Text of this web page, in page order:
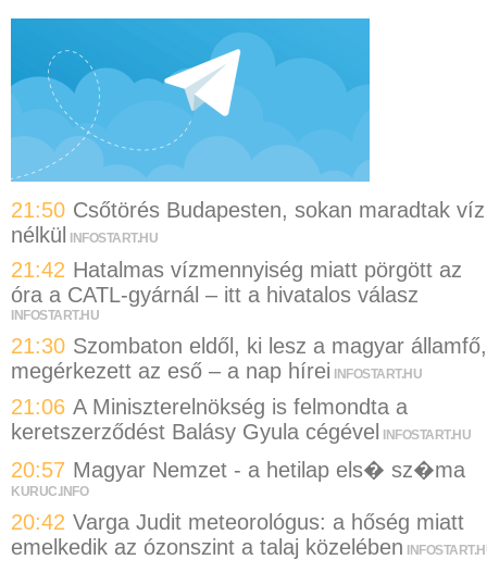
21:50 Csőtörés Budapesten, sokan maradtak víz
nélkül
INFOSTART.HU
21:42 Hatalmas vízmennyiség miatt pörgött az
óra a CATL-gyárnál – itt a hivatalos válasz
INFOSTART.HU
21:30 Szombaton eldől, ki lesz a magyar államfő,
megérkezett az eső – a nap hírei
INFOSTART.HU
21:06 A Miniszterelnökség is felmondta a
keretszerződést Balásy Gyula cégével INFOSTART.HU
20:57 Magyar Nemzet - a hetilap els� sz�ma
KURUC.INFO
20:42 Varga Judit meteorológus: a hőség miatt
emelkedik az ózonszint a talaj közelében